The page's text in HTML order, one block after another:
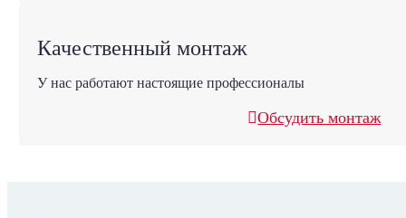
Качественный монтаж
У нас работают настоящие профессионалы
Обсудить монтаж